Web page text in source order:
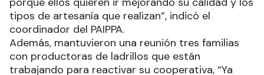
tipos de artesanía que realizan”, indicó el
coordinador del PAIPPA.
Además, mantuvieron una reunión tres familias
con productoras de ladrillos que están
trabajando para reactivar su cooperativa, “Ya